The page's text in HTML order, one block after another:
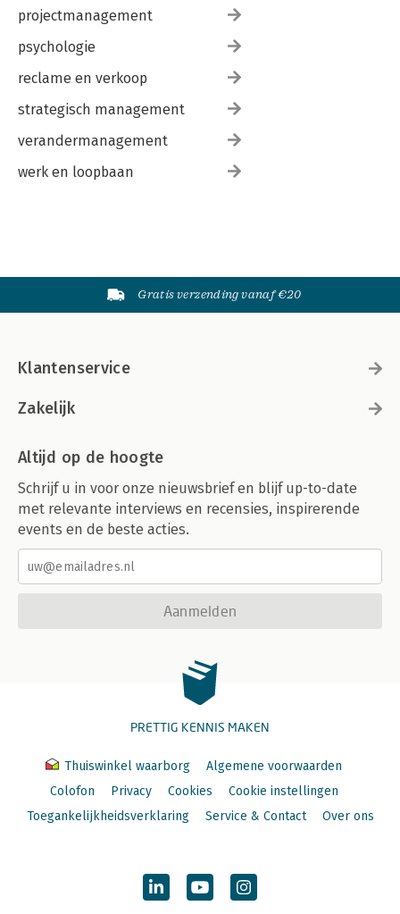
projectmanagement
psychologie
reclame en verkoop
strategisch management
verandermanagement
werk en loopbaan
Gratis verzending vanaf €20
Klantenservice
Zakelijk
Altijd op de hoogte
Schrijf u in voor onze nieuwsbrief en blijf up-to-date
met relevante interviews en recensies, inspirerende
events en de beste acties.
Aanmelden
PRETTIG KENNIS MAKEN
Thuiswinkel waarborg
Algemene voorwaarden
Colofon
Privacy Cookies
Cookie instellingen
Toegankelijkheidsverklaring
Service & Contact Over ons